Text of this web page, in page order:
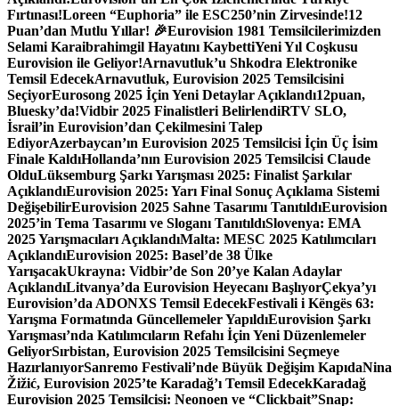
Fırtınası!Loreen “Euphoria” ile ESC250’nin Zirvesinde!12
Puan’dan Mutlu Yıllar! 🎉Eurovision 1981 Temsilcilerimizden
Selami Karaibrahimgil Hayatını KaybettiYeni Yıl Coşkusu
Eurovision ile Geliyor!Arnavutluk’u Shkodra Elektronike
Temsil EdecekArnavutluk, Eurovision 2025 Temsilcisini
SeçiyorEurosong 2025 İçin Yeni Detaylar Açıklandı12puan,
Bluesky’da!Vidbir 2025 Finalistleri BelirlendiRTV SLO,
İsrail’in Eurovision’dan Çekilmesini Talep
EdiyorAzerbaycan’ın Eurovision 2025 Temsilcisi İçin Üç İsim
Finale KaldıHollanda’nın Eurovision 2025 Temsilcisi Claude
OlduLüksemburg Şarkı Yarışması 2025: Finalist Şarkılar
AçıklandıEurovision 2025: Yarı Final Sonuç Açıklama Sistemi
DeğişebilirEurovision 2025 Sahne Tasarımı TanıtıldıEurovision
2025’in Tema Tasarımı ve Sloganı TanıtıldıSlovenya: EMA
2025 Yarışmacıları AçıklandıMalta: MESC 2025 Katılımcıları
AçıklandıEurovision 2025: Basel’de 38 Ülke
YarışacakUkrayna: Vidbir’de Son 20’ye Kalan Adaylar
AçıklandıLitvanya’da Eurovision Heyecanı BaşlıyorÇekya’yı
Eurovision’da ADONXS Temsil EdecekFestivali i Këngës 63:
Yarışma Formatında Güncellemeler YapıldıEurovision Şarkı
Yarışması’nda Katılımcıların Refahı İçin Yeni Düzenlemeler
GeliyorSırbistan, Eurovision 2025 Temsilcisini Seçmeye
HazırlanıyorSanremo Festivali’nde Büyük Değişim KapıdaNina
Žižić, Eurovision 2025’te Karadağ’ı Temsil EdecekKaradağ
Eurovision 2025 Temsilcisi: Neonoen ve “Clickbait”Snap: